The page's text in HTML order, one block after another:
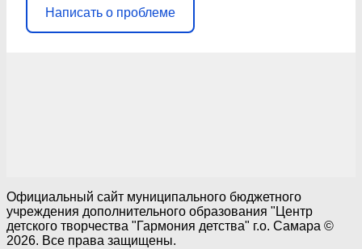
Написать о проблеме
Официальный сайт муниципального бюджетного
учреждения дополнительного образования "Центр
детского творчества "Гармония детства" г.о. Самара ©
2026. Все права защищены.